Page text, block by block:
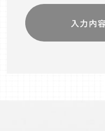
ドレス，クッキー情
識別情報などを指し